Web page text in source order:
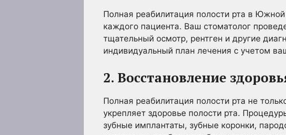
Полная реабилитация полости рта в
каждого пациента. Ваш стоматолог
тщательный осмотр, рентген и другие
индивидуальный план лечения с учетом
2. Восстановление
Полная реабилитация полости рта не
укрепляет здоровье полости рта.
зубные имплантаты, зубные коронки,